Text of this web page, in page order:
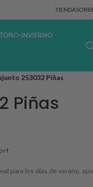
TIENDA
INVIERNO
253032 Piñas
Piñas
para los días de verano,